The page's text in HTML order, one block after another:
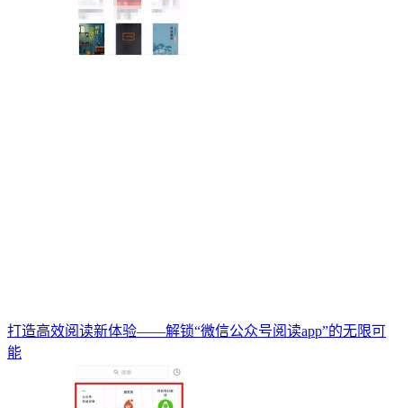
打造高效阅读新体验——解锁“微信公众号阅读app”的无限可
能